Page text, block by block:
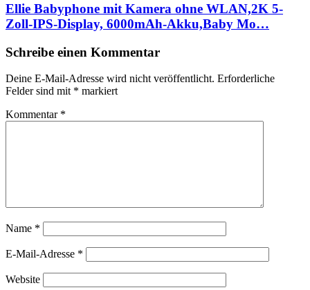
Ellie Babyphone mit Kamera ohne WLAN,2K 5-
Zoll-IPS-Display, 6000mAh-Akku,Baby Mo…
Schreibe einen Kommentar
Deine E-Mail-Adresse wird nicht veröffentlicht. Erforderliche
Felder sind mit * markiert
Kommentar *
Name *
E-Mail-Adresse *
Website